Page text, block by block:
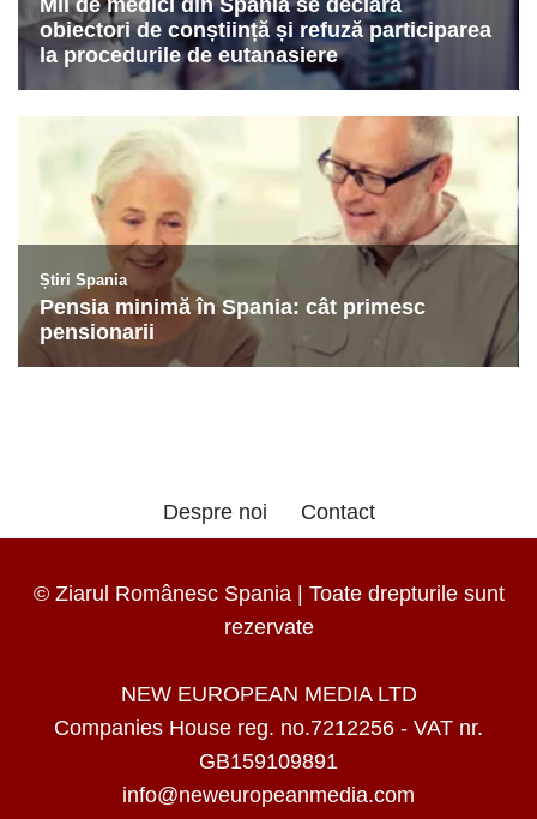
Despre noi Contact
© Ziarul Românesc Spania | Toate drepturile sunt
rezervate
NEW EUROPEAN MEDIA LTD
Companies House reg. no.7212256 - VAT nr.
GB159109891
info@neweuropeanmedia.com